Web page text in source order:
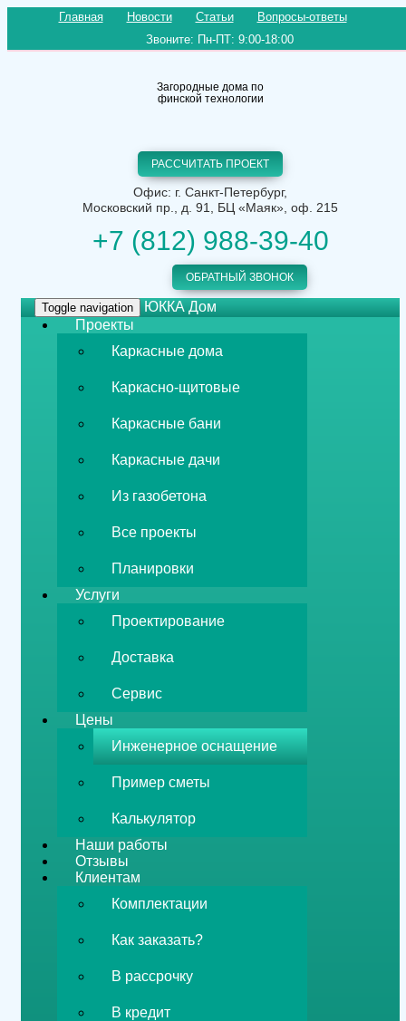
Главная Новости Статьи
Вопросы-ответы
Звоните: Пн-ПТ: 9:00-18:00
Загородные дома по
финской технологии
РАССЧИТАТЬ ПРОЕКТ
Офис: г. Санкт-Петербург,
Московский пр., д. 91, БЦ «Маяк», оф. 215
+7 (812) 988-39-40
ОБРАТНЫЙ ЗВОНОК
Toggle navigation
ЮККА Дом
Проекты
Каркасные дома
Каркасно-щитовые
Каркасные бани
Каркасные дачи
Из газобетона
Все проекты
Планировки
Услуги
Проектирование
Доставка
Сервис
Цены
Инженерное оснащение
Пример сметы
Калькулятор
Наши работы
Отзывы
Клиентам
Комплектации
Как заказать?
В рассрочку
В кредит